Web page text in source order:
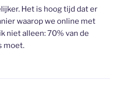
Het is hoog tijd dat er
waarop we online met
niet alleen: 70% van de
moet.